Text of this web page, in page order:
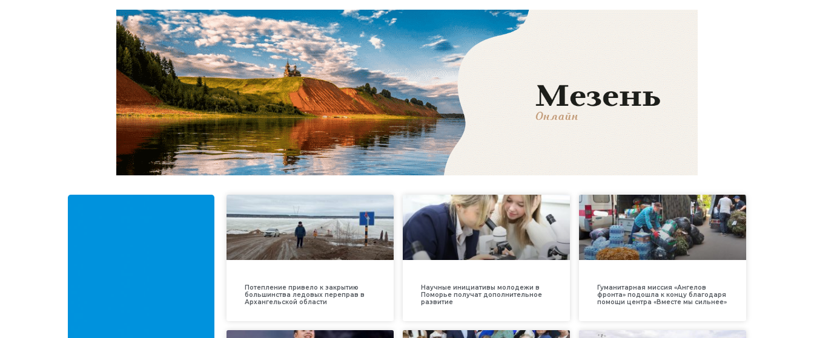
Потепление привело к закрытию
большинства ледовых переправ в
Архангельской области
Научные инициативы молодежи в
Поморье получат дополнительное
развитие
Гуманитарная миссия «Ангелов
фронта» подошла к концу благодаря
помощи центра «Вместе мы сильнее»